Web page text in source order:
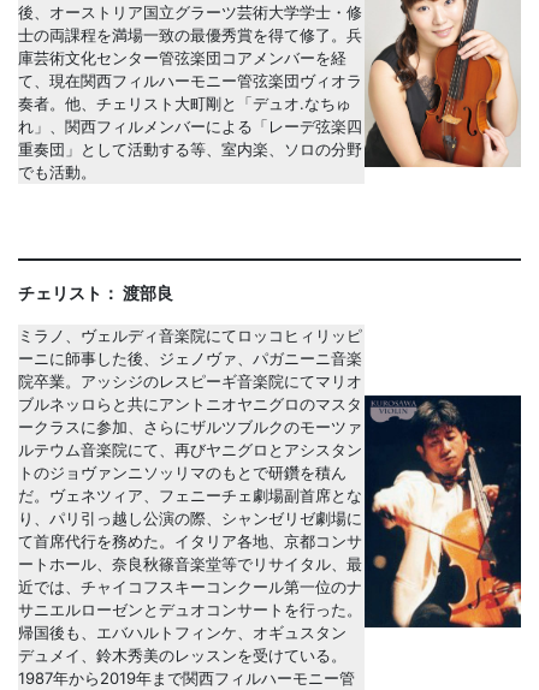
後、オーストリア国立グラーツ芸術大学学士・修
士の両課程を満場一致の最優秀賞を得て修了。兵
庫芸術文化センター管弦楽団コアメンバーを経
て、現在関西フィルハーモニー管弦楽団ヴィオラ
奏者。他、チェリスト大町剛と「デュオ.なちゅ
れ」、関西フィルメンバーによる「レーデ弦楽四
重奏団」として活動する等、室内楽、ソロの分野
でも活動。
チェリスト： 渡部良
ミラノ、ヴェルディ音楽院にてロッコヒィリッピ
ーニに師事した後、ジェノヴァ、パガニーニ音楽
院卒業。アッシジのレスピーギ音楽院にてマリオ
ブルネッロらと共にアントニオヤニグロのマスタ
ークラスに参加、さらにザルツブルクのモーツァ
ルテウム音楽院にて、再びヤニグロとアシスタン
トのジョヴァンニソッリマのもとで研鑽を積ん
だ。ヴェネツィア、フェニーチェ劇場副首席とな
り、パリ引っ越し公演の際、シャンゼリゼ劇場に
て首席代行を務めた。イタリア各地、京都コンサ
ートホール、奈良秋篠音楽堂等でリサイタル、最
近では、チャイコフスキーコンクール第一位のナ
サニエルローゼンとデュオコンサートを行った。
帰国後も、エバハルトフィンケ、オギュスタン
デュメイ、鈴木秀美のレッスンを受けている。
1987年から2019年まで関西フィルハーモニー管